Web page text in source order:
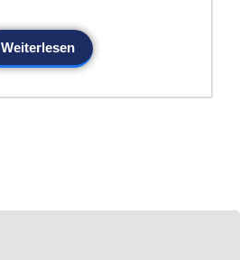
Weiterlesen